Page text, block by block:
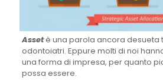
Assetè una parola ancora desueta
odontoiatri. Eppure molti di noi
una forma di impresa, per quanto
possa essere.